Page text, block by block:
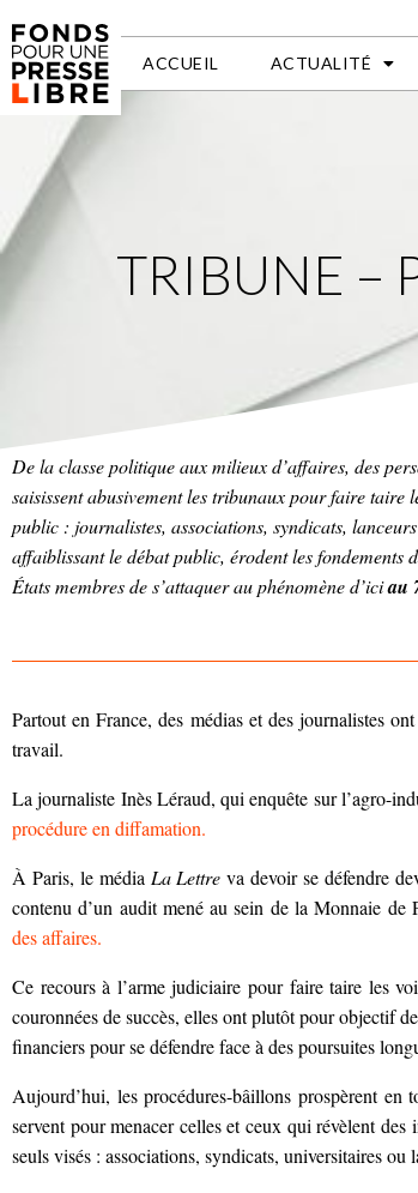
ACCUEIL ACTUALITÉ
TRIBUNE –
De la classe politique aux milieux d’affaires, des
saisissent abusivement les tribunaux pour faire taire
public : journalistes, associations, syndicats,
affaiblissant le débat public, érodent les fondements
États membres de s’attaquer au phénomène d’iciau
Partout en France, des médias et des journalistes
travail.
La journaliste Inès Léraud, qui enquête sur l’agro-
procédure en diffamation.
À Paris, le média La Lettre va devoir se défendre
contenu d’un audit mené au sein de la Monnaie de
des affaires.
Ce recours à l’arme judiciaire pour faire taire les
couronnées de succès, elles ont plutôt pour objectif
financiers pour se défendre face à des poursuites
Aujourd’hui, les procédures-bâillons prospèrent en
servent pour menacer celles et ceux qui révèlent
seuls visés : associations, syndicats, universitaires